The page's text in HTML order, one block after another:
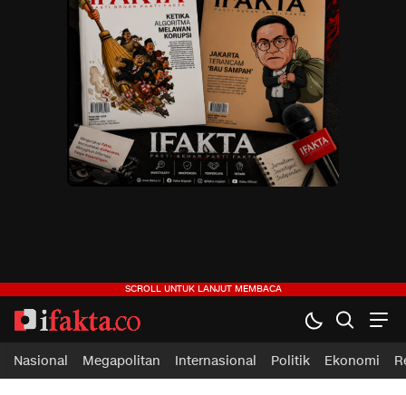
ifakta.co
#pastibenar
Nasional Megapolitan Internasional Politik Ekonomi